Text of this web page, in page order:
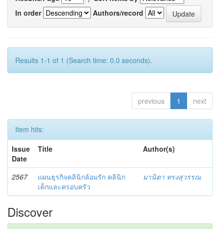
In order
Authors/record
Results 1-1 of 1 (Search time: 0.0 seconds).
previous 1 next
Item hits:
Issue
Date
Title Author(s)
2567
แผนธุรกิจคลินิกล้อมรัก คลินิก
เด็กและครอบครัว
มานิตา ทรงสุวรรณ
Discover